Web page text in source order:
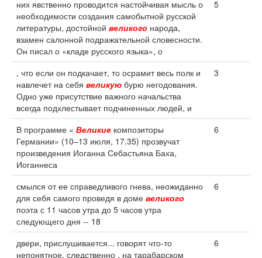
них явственно проводится настойчивая мысль о
необходимости создания самобытной русской
литературы, достойной великого народа,
взамен салонной подражательной словесности.
Он писал о «кладе русского языка», о
5
, что если он подкачает, то осрамит весь полк и
навлечет на себя великую бурю негодования.
Одно уже присутствие важного начальства
всегда подхлестывает подчиненных людей, и
3
В программе « Великие композиторы
Германии» (10–13 июля, 17.35) прозвучат
произведения Иоганна Себастьяна Баха,
Иоганнеса
6
смылся от ее справедливого гнева, неожиданно
для себя самого проведя в доме великого
поэта с 11 часов утра до 5 часов утра
следующего дня -- 18
6
двери, прислушивается... говорят что-то
непонятное, следственно , на тарабарском
6